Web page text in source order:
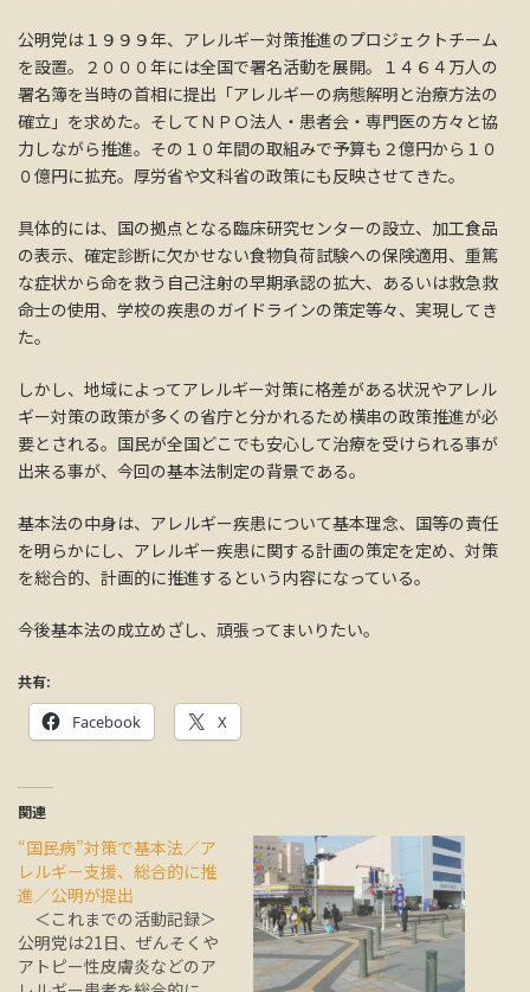
公明党は１９９９年、アレルギー対策推進のプロジェクトチーム
を設置。２０００年には全国で署名活動を展開。１４６４万人の
署名簿を当時の首相に提出「アレルギーの病態解明と治療方法の
確立」を求めた。そしてＮＰＯ法人・患者会・専門医の方々と協
力しながら推進。その１０年間の取組みで予算も２億円から１０
０億円に拡充。厚労省や文科省の政策にも反映させてきた。
具体的には、国の拠点となる臨床研究センターの設立、加工食品
の表示、確定診断に欠かせない食物負荷試験への保険適用、重篤
な症状から命を救う自己注射の早期承認の拡大、あるいは救急救
命士の使用、学校の疾患のガイドラインの策定等々、実現してき
た。
しかし、地域によってアレルギー対策に格差がある状況やアレル
ギー対策の政策が多くの省庁と分かれるため横串の政策推進が必
要とされる。国民が全国どこでも安心して治療を受けられる事が
出来る事が、今回の基本法制定の背景である。
基本法の中身は、アレルギー疾患について基本理念、国等の責任
を明らかにし、アレルギー疾患に関する計画の策定を定め、対策
を総合的、計画的に推進するという内容になっている。
今後基本法の成立めざし、頑張ってまいりたい。
共有:
Facebook X
関連
“国民病”対策で基本法／ア
レルギー支援、総合的に推
進／公明が提出
＜これまでの活動記録＞
公明党は21日、ぜんそくや
アトピー性皮膚炎などのア